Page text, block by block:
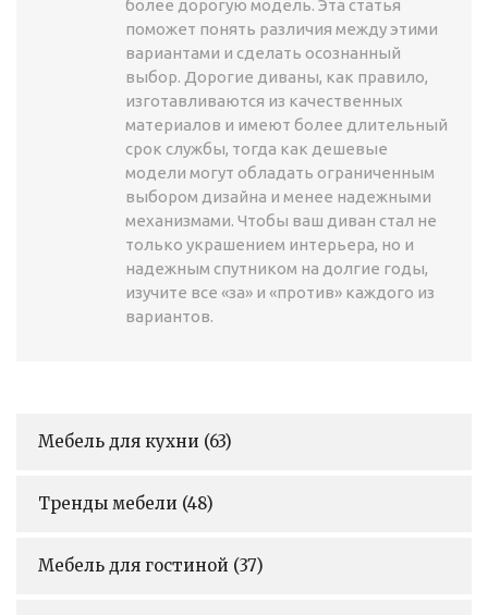
более дорогую модель. Эта статья
поможет понять различия между этими
вариантами и сделать осознанный
выбор. Дорогие диваны, как правило,
изготавливаются из качественных
материалов и имеют более длительный
срок службы, тогда как дешевые
модели могут обладать ограниченным
выбором дизайна и менее надежными
механизмами. Чтобы ваш диван стал не
только украшением интерьера, но и
надежным спутником на долгие годы,
изучите все «за» и «против» каждого из
вариантов.
Мебель для кухни (63)
Тренды мебели (48)
Мебель для гостиной (37)